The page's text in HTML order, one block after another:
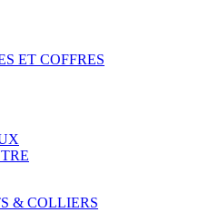
ET COFFRES
& COLLIERS